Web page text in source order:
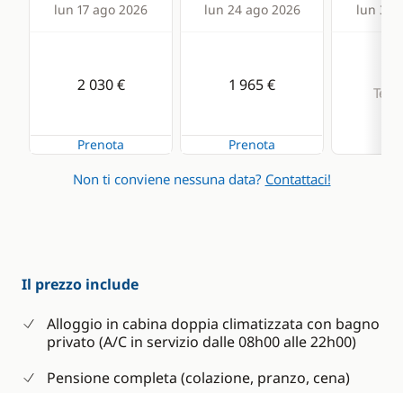
lun 17 ago 2026 lun 24 ago 2026 lun 31
2 030 €
Prenota
1 965 €
Prenota
Non ti conviene nessuna data? Contattaci!
Il prezzo include
Alloggio in cabina doppia climatizzata con bagno
privato (A/C in servizio dalle 08h00 alle 22h00)
Pensione completa (colazione, pranzo, cena)